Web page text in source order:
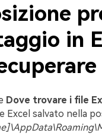
in
Dove trovare i file
Excel salvato nella